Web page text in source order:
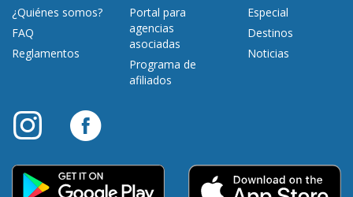
¿Quiénes somos?
FAQ
Reglamentos
Portal para
agencias
asociadas
Programa de
afiliados
Especial
Destinos
Noticias